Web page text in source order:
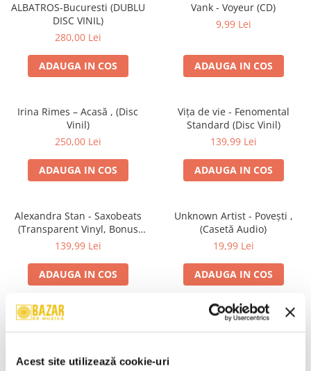
Acest site utilizează cookie-uri
ALBATROS-Bucuresti (DUBLU
DISC VINIL)
280,00 Lei
ADAUGA IN COS
Vank - Voyeur (CD)
9,99 Lei
ADAUGA IN COS
Irina Rimes – Acasă , (Disc
Vinil)
250,00 Lei
ADAUGA IN COS
Vița de vie - Fenomental
Standard (Disc Vinil)
139,99 Lei
ADAUGA IN COS
Alexandra Stan - Saxobeats
(Transparent Vinyl, Bonus
Tracks) ) (Disc Vinil)
139,99 Lei
ADAUGA IN COS
Unknown Artist - Povești ,
(Casetă Audio)
19,99 Lei
ADAUGA IN COS
Genesis - We Can't Dance,
R.E.M. - Monster , (CD)